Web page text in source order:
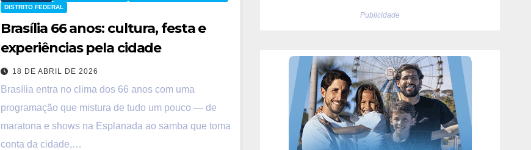
DISTRITO FEDERAL
Brasília 66 anos: cultura, festa e
experiências pela cidade
18 DE ABRIL DE 2026
Brasília entra no clima dos 66 anos com uma
programação que mistura de tudo um pouco — de
maratona e shows na Esplanada ao samba que toma
conta da cidade,…
Publicidade